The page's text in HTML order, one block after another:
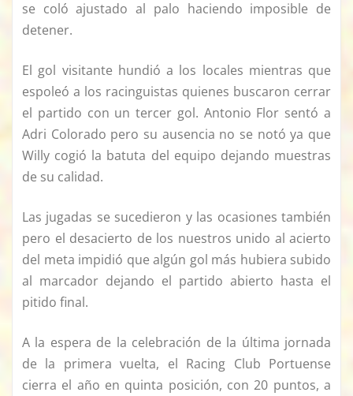
se coló ajustado al palo haciendo imposible de
detener.
El gol visitante hundió a los locales mientras que
espoleó a los racinguistas quienes buscaron cerrar
el partido con un tercer gol. Antonio Flor sentó a
Adri Colorado pero su ausencia no se notó ya que
Willy cogió la batuta del equipo dejando muestras
de su calidad.
Las jugadas se sucedieron y las ocasiones también
pero el desacierto de los nuestros unido al acierto
del meta impidió que algún gol más hubiera subido
al marcador dejando el partido abierto hasta el
pitido final.
A la espera de la celebración de la última jornada
de la primera vuelta, el Racing Club Portuense
cierra el año en quinta posición, con 20 puntos, a